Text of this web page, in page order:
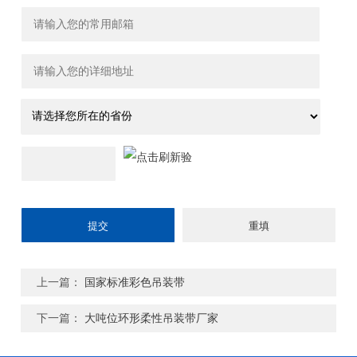
上一篇： 国家标准彩色吊装带
下一篇： 大吨位环形柔性吊装带厂家